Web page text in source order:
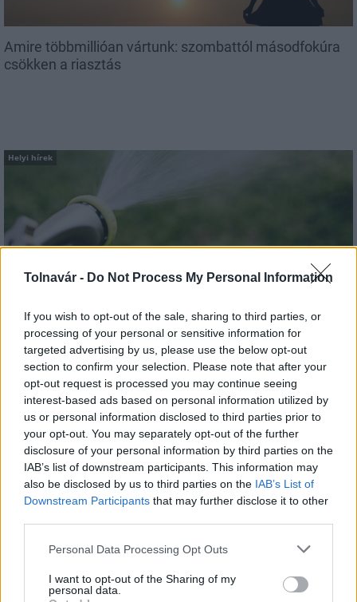
Tolnavár - Do Not Process My Personal Information
If you wish to opt-out of the sale, sharing to third parties, or
processing of your personal or sensitive information for
targeted advertising by us, please use the below opt-out
section to confirm your selection. Please note that after your
opt-out request is processed you may continue seeing
interest-based ads based on personal information utilized by
us or personal information disclosed to third parties prior to
your opt-out. You may separately opt-out of the further
disclosure of your personal information by third parties on the
IAB’s list of downstream participants. This information may
also be disclosed by us to third parties on the IAB’s List of
Downstream Participants that may further disclose it to other
Please note that this website/app uses one or more Google
not limited to your visit or usage behaviour. You may click to
grant or deny consent to Google and its third-party tags to
Personal Data Processing Opt Outs
I want to opt-out of the Sharing of my
personal data.
Amire többmillióan vártunk: szombattól másodfokúra
csökken a riasztás
Helyi hírek
A hőségben is védik a növényzetet Pakson
MAGYAR ÉPÍTŐK
Mi épül?